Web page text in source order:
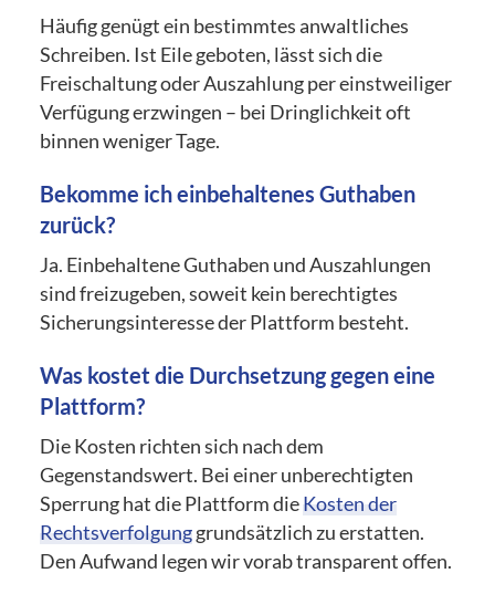
Häufig genügt ein bestimmtes anwaltliches
Schreiben. Ist Eile geboten, lässt sich die
Freischaltung oder Auszahlung per einstweiliger
Verfügung erzwingen – bei Dringlichkeit oft
binnen weniger Tage.
Bekomme ich einbehaltenes Guthaben
zurück?
Ja. Einbehaltene Guthaben und Auszahlungen
sind freizugeben, soweit kein berechtigtes
Sicherungsinteresse der Plattform besteht.
Was kostet die Durchsetzung gegen eine
Plattform?
Die Kosten richten sich nach dem
Gegenstandswert. Bei einer unberechtigten
Sperrung hat die Plattform dieKosten der
Rechtsverfolgunggrundsätzlich zu erstatten.
Den Aufwand legen wir vorab transparent offen.